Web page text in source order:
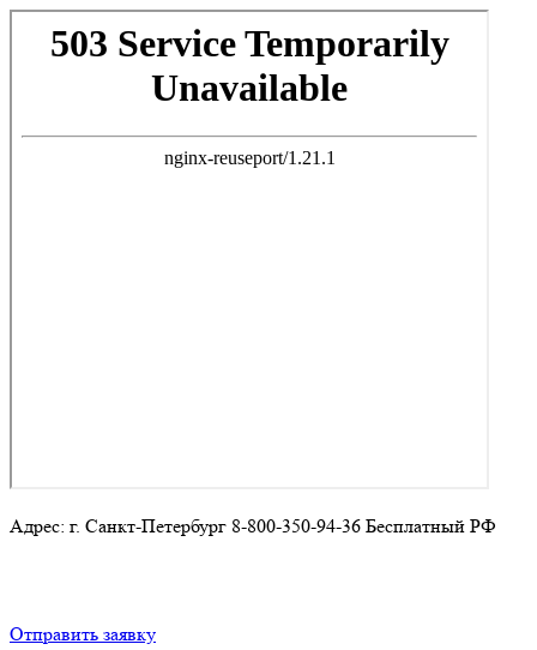
Адрес: г. Санкт-Петербург 8-800-350-94-36 Бесплатный РФ
Отправить заявку